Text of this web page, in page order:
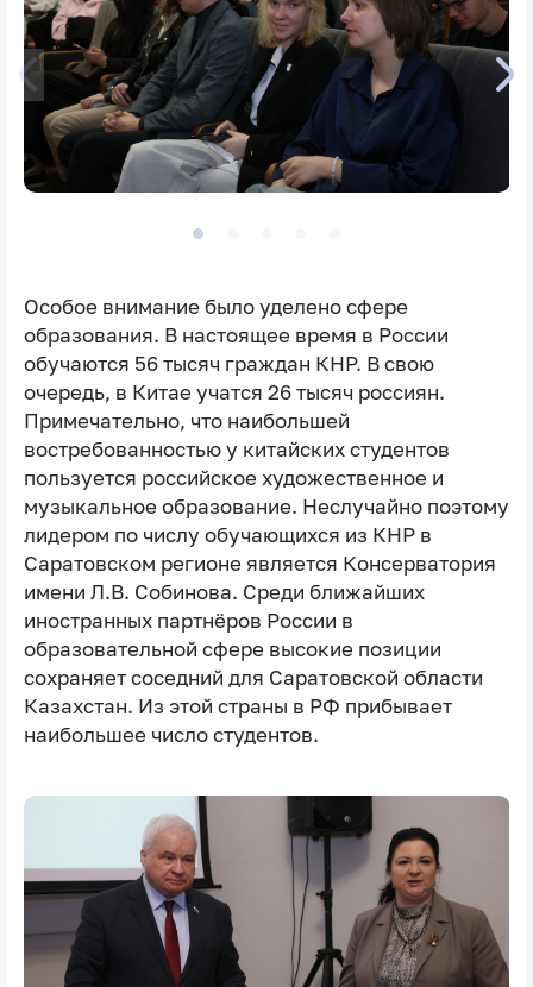
Особое внимание было уделено сфере
образования. В настоящее время в России
обучаются 56 тысяч граждан КНР. В свою
очередь, в Китае учатся 26 тысяч россиян.
Примечательно, что наибольшей
востребованностью у китайских студентов
пользуется российское художественное и
музыкальное образование. Неслучайно поэтому
лидером по числу обучающихся из КНР в
Саратовском регионе является Консерватория
имени Л.В. Собинова. Среди ближайших
иностранных партнёров России в
образовательной сфере высокие позиции
сохраняет соседний для Саратовской области
Казахстан. Из этой страны в РФ прибывает
наибольшее число студентов.